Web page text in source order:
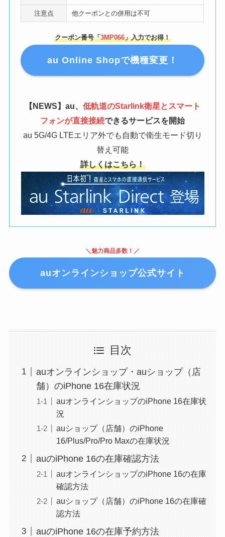
注意点 他クーポンとの併用は不可
クーポン番号「3MP066」入力でお得！
au Online Shopで機種変更！
【NEWS】au、 低軌道のStarlink衛星とスマート
フォンが直接接続できるサービスを開始
au 5G/4G LTEエリア外でも自動で衛生モード切り
替え可能
詳しくはこちら！
＼魅力商品多数！／
auオンラインショップ公式サイト
目次
auオンラインショップ・auショップ（店
舗）のiPhone 16在庫状況
auオンラインショップのiPhone 16在庫状
況
auショップ（店舗）のiPhone
16/Plus/Pro/Pro Maxの在庫状況
auのiPhone 16の在庫確認方法
auオンラインショップのiPhone 16の在庫
確認方法
auショップ（店舗）のiPhone 16の在庫確
認方法
auのiPhone 16の在庫予約方法